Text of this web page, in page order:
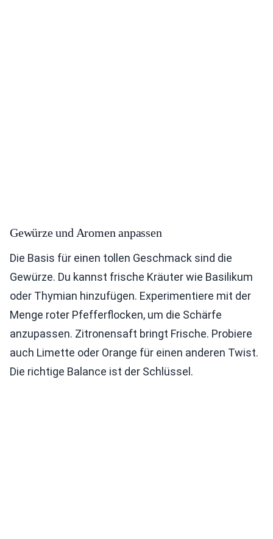
Gewürze und Aromen anpassen
Die Basis für einen tollen Geschmack sind die
Gewürze. Du kannst frische Kräuter wie Basilikum
oder Thymian hinzufügen. Experimentiere mit der
Menge roter Pfefferflocken, um die Schärfe
anzupassen. Zitronensaft bringt Frische. Probiere
auch Limette oder Orange für einen anderen Twist.
Die richtige Balance ist der Schlüssel.